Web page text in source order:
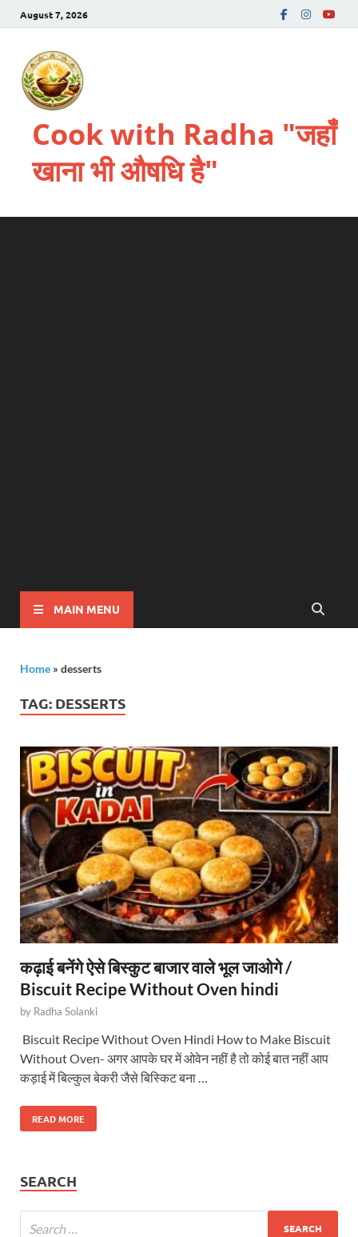
August 7, 2026
Cook with Radha "जहाँ
खाना भी औषधि है"
MAIN MENU
Home » desserts
TAG: DESSERTS
कढ़ाई बनेंगे ऐसे बिस्कुट बाजार वाले भूल जाओगे /
Biscuit Recipe Without Oven hindi
by Radha Solanki
Biscuit Recipe Without Oven Hindi How to Make Biscuit
Without Oven- अगर आपके घर में ओवेन नहीं है तो कोई बात नहीं आप
कड़ाई में बिल्कुल बेकरी जैसे बिस्किट बना …
READ MORE
SEARCH